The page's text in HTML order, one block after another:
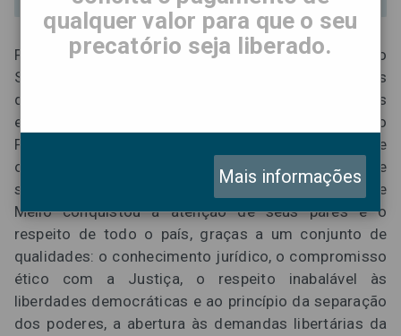
Foram quase 32 anos inteiramente dedicados ao
Supremo Tribunal Federal.
Nessas mais de três
décadas, ele proferiu milhares de decisões – todas
elas fundamentadas sempre na letra da Constituição
Federal de 1988, marco primeiro e último que deve
orientar as sentenças da Suprema Corte. Ao longo de
sua longa e profícua trajetória, o ministro Celso de
Mello conquistou a atenção de seus pares e o
respeito de todo o país, graças a um conjunto de
qualidades: o conhecimento jurídico, o compromisso
ético com a Justiça, o respeito inabalável às
liberdades democráticas e ao princípio da separação
dos poderes, a abertura às demandas libertárias da
qualquer valor para que o seu
precatório seja liberado.
Mais informações